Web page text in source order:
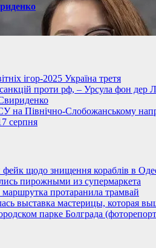
ігор-2025 Україна третя
проти рф, – Урсула фон дер
на Північно-Слобожанському
серпня
щодо знищення кораблів в
пирожными из супермаркета
протаранила трамвай
выставка мастерицы, которая
парке Болграда